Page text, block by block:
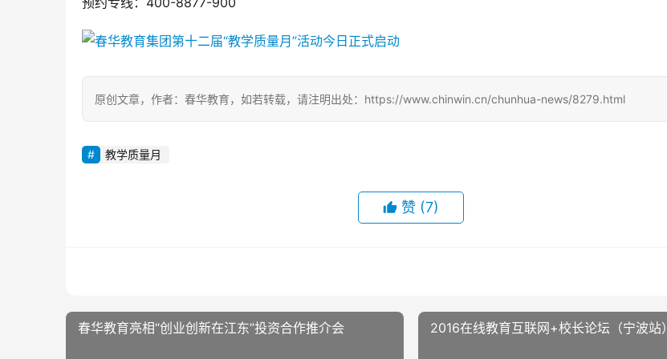
原创文章，作者：春华教育，如若转载，请注明出处：https://www.chinwin.cn/chunhua-news/8279.html
教学质量月
赞 (7)
春华教育亮相“创业创新在江东”投资合作推介会 2016在线教育互联网+校长论坛（宁波站）